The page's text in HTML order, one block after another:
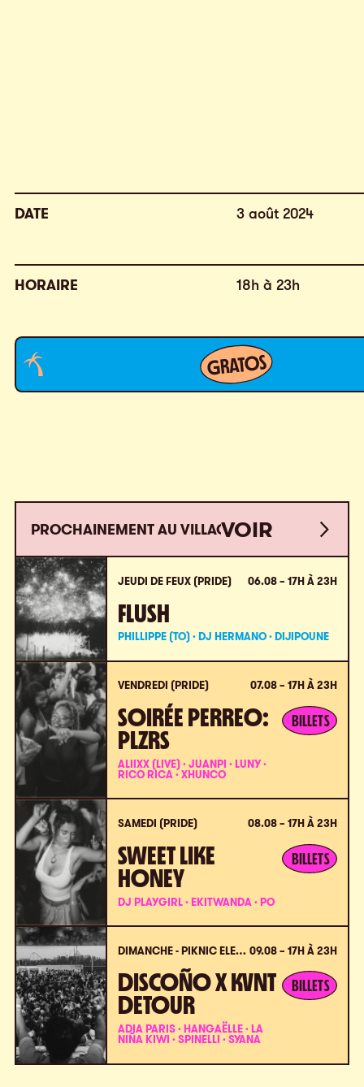
DATE 3 août 2024
HORAIRE 18h à 23h
GRATOS
PROCHAINEMENT AU VILLAGEVOIR
TOUT
VOIR
TOUT
JEUDI DE FEUX (PRIDE) 06.08 – 17H À 23H
FLUSH
PHILLIPPE (TO) · DJ HERMANO · DIJIPOUNE
VENDREDI (PRIDE) 07.08 – 17H À 23H
SOIRÉE PERREO:
PLZRS
ALIIXX (LIVE) · JUANPI · LUNY ·
RICO RICA · XHUNCO
BILLETS
SAMEDI (PRIDE) 08.08 – 17H À 23H
SWEET LIKE
HONEY
DJ PLAYGIRL · EKITWANDA · PO
BILLETS
DIMANCHE - PIKNIC ÉLECTRONIK X VPC 09.08 – 17H À 23H
DISCOÑO X KVNT
DETOUR
ADIA PARIS · HANGAËLLE · LA
NIÑA KIWI · SPINELLI · SYANA
BILLETS